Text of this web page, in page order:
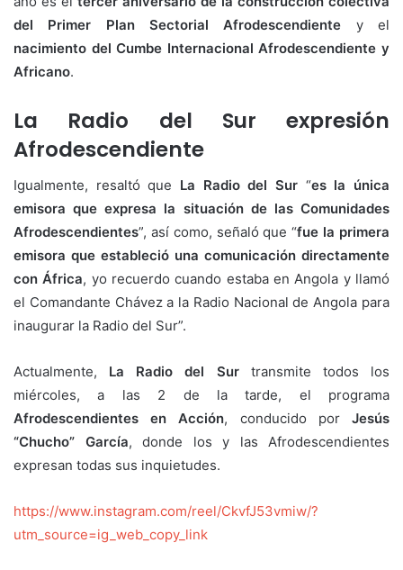
del Primer Plan Sectorial Afrodescendiente y el
nacimiento del Cumbe Internacional Afrodescendiente y
Africano.
La Radio del Sur expresión
Afrodescendiente
Igualmente, resaltó que La Radio del Sur “es la única
emisora que expresa la situación de las Comunidades
Afrodescendientes”, así como, señaló que “fue la primera
emisora que estableció una comunicación directamente
con África, yo recuerdo cuando estaba en Angola y llamó
el Comandante Chávez a la Radio Nacional de Angola para
inaugurar la Radio del Sur”.
Actualmente, La Radio del Surtransmite todos los
miércoles, a las 2 de la tarde, el programa
Afrodescendientes en Acción, conducido porJesús
“Chucho” García, donde los y las Afrodescendientes
expresan todas sus inquietudes.
https://www.instagram.com/reel/CkvfJ53vmiw/?
utm_source=ig_web_copy_link